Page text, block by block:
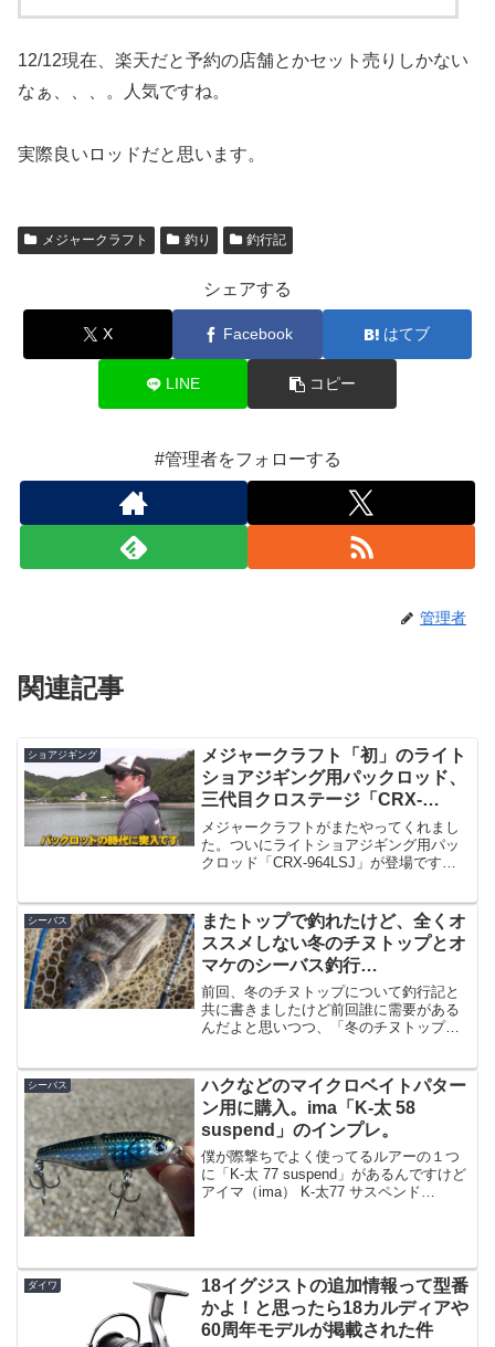
12/12現在、楽天だと予約の店舗とかセット売りしかない
なぁ、、、。人気ですね。
実際良いロッドだと思います。
メジャークラフト 釣り 釣行記
シェアする
X Facebook はてブ
LINE コピー
#管理者をフォローする
管理者
関連記事
ショアジギング
メジャークラフト「初」のライト
ショアジギング用パックロッド、
三代目クロステージ「CRX-
964LSJ」が期待大！
メジャークラフトがまたやってくれまし
た。ついにライトショアジギング用パッ
クロッド「CRX-964LSJ」が登場です。
車に積んでおくのに最適なサイズ。既に
動画あり既に...
シーバス
またトップで釣れたけど、全くオ
ススメしない冬のチヌトップとオ
マケのシーバス釣行
（2024/2/12）【2024年2月釣
果】
前回、冬のチヌトップについて釣行記と
共に書きましたけど前回誰に需要がある
んだよと思いつつ、「冬のチヌトップ」
メしません何でか、っていうと釣れない
からなんですが、前回の書...
シーバス
ハクなどのマイクロベイトパター
ン用に購入。ima「K-太 58
suspend」のインプレ。
僕が際撃ちでよく使ってるルアーの１つ
に「K-太 77 suspend」があるんですけど
アイマ（ima） K-太77 サスペンド
ダイワ
18イグジストの追加情報って型番
かよ！と思ったら18カルディアや
60周年モデルが掲載された件